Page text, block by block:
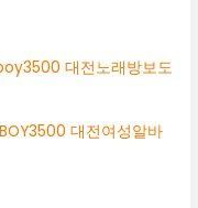
대전노래방보도
대전여성알바